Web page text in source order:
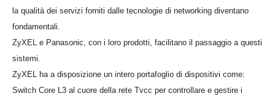
la qualità dei servizi forniti dalle tecnologie di networking diventano
fondamentali.
ZyXEL e Panasonic, con i loro prodotti, facilitano il passaggio a questi
sistemi.
ZyXEL ha a disposizione un intero portafoglio di dispositivi come:
Switch Core L3 al cuore della rete Tvcc per controllare e gestire i